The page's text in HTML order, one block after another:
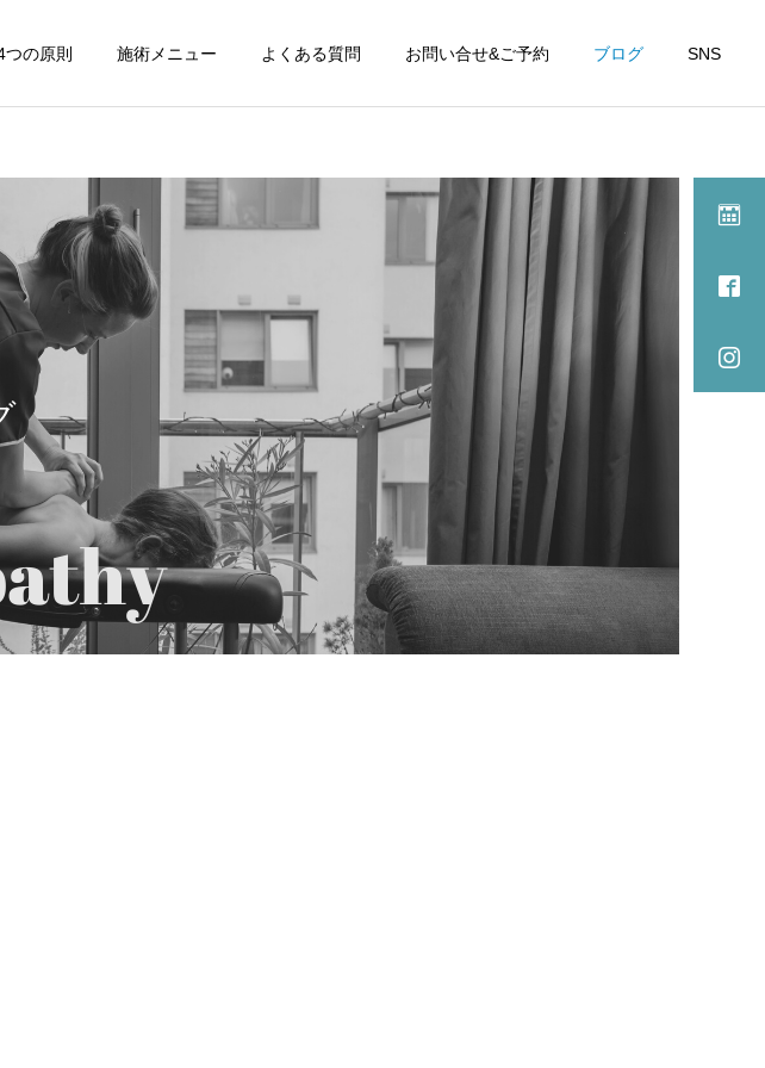
の原則 施術メニュー よくある質問 お問い合せ&ご予約 ブログ SNS
おすすめ雑貨
FEEMUE（フィームー）〜
タイのスラムで作られたバ
ッグ〜
パーキンソン病や脊髄小脳
変性症の症状に対して、オ
ステオパシーの全身施術は
有効か？
ご感想『耳の聞こえが良く
なりました』